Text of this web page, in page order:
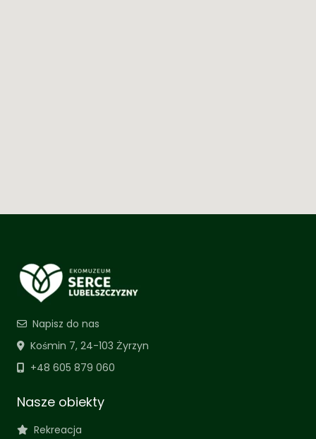
Napisz do nas
Kośmin 7, 24-103 Żyrzyn
+48 605 879 060
Nasze obiekty
Rekreacja